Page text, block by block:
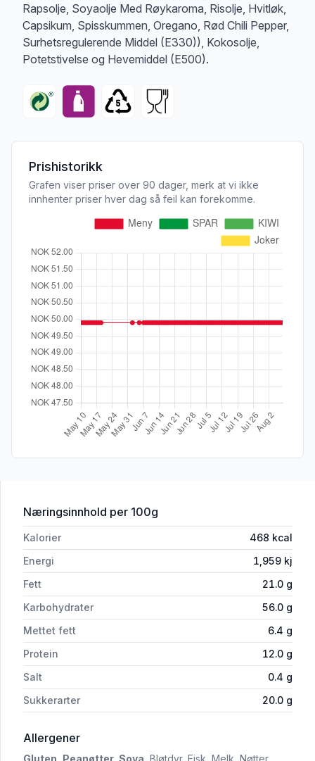
Rapsolje, Soyaolje Med Røykaroma, Risolje, Hvitløk,
Capsikum, Spisskummen, Oregano, Rød Chili Pepper,
Surhetsregulerende Middel (E330)), Kokosolje,
Potetstivelse og Hevemiddel (E500).
Prishistorikk
Grafen viser priser over 90 dager, merk at vi ikke
innhenter priser hver dag så feil kan forekomme.
Næringsinnhold for 'Innbakte Peanøtter Sweet
per 100g
Kalorier 468 kcal
Energi
1,959 kj
Fett
21.0 g
Karbohydrater
56.0 g
Mettet fett
6.4 g
Protein
12.0 g
Salt
0.4 g
Sukkerarter
20.0 g
Allergeneri 'Innbakte Peanøtter Sweet Chili&Ravioli
Gluten, Peanøtter, Soya, Bløtdyr, Fisk, Melk, Nøtter,